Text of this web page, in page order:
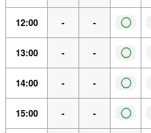
12:00 - - ◯
13:00 - - ◯
14:00 - - ◯
15:00 - - ◯